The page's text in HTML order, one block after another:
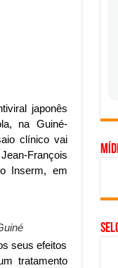
a faturarem mais de R$
de lucro seguro
ideal para seu imóvel
ruídos no mercado
japonês
na Guiné-
clínico vai
François
Inserm, em
seus efeitos
tratamento